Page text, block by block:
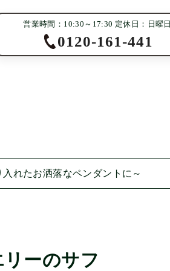
営業時間：10:30～17:30 定休日：日曜日
0120-161-441
れたお洒落なペンダントに～
リーのサフ